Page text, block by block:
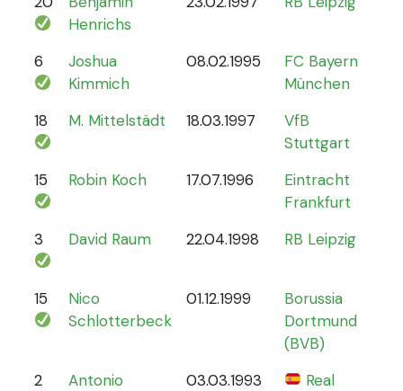
Henrichs
6
Joshua
Kimmich
08.02.1995
FC Bayern
München
18 M. Mittelstädt 18.03.1997
VfB
Stuttgart
15 Robin Koch 17.07.1996
Eintracht
Frankfurt
3 David Raum 22.04.1998 RB Leipzig
15
Nico
Schlotterbeck
01.12.1999
Borussia
Dortmund
(BVB)
2
Antonio
03.03.1993
Real